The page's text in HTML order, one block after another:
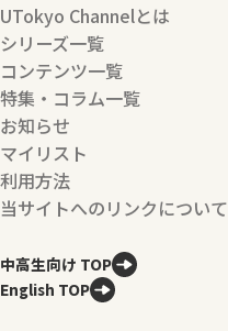
UTokyo Channelとは
シリーズ一覧
コンテンツ一覧
特集・コラム一覧
お知らせ
マイリスト
利用方法
当サイトへのリンクについて
中高生向け TOP
English TOP